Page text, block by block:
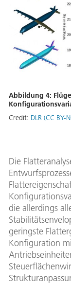
Abbildung 4:
Credit: DLR (CC BY-
Die
die allerdings
geringste
Konfiguration